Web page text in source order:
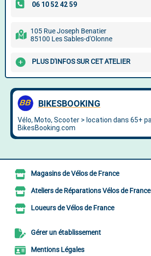
105 Rue Joseph Benatier
85100 Les Sables-d'Olonne
PLUS D'INFOS SUR CET ATELIER
Magasins de Vélos de France
Ateliers de Réparations Vélos de France
Loueurs de Vélos de France
Gérer un établissement
Mentions Légales